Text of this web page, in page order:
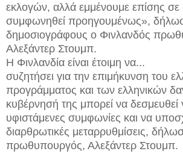
εκλογών, αλλά εμμένουμε επίσης σε
συμφωνηθεί προηγουμένως»,
δημοσιογράφους ο Φινλανδός
Αλεξάντερ Στουμπ.
Η Φινλανδία είναι έτοιμη να...
συζητήσει για την επιμήκυνση του
προγράμματος και των ελληνικών
κυβέρνησή της μπορεί να δεσμευθεί
υφιστάμενες συμφωνίες και να
διαρθρωτικές μεταρρυθμίσεις,
πρωθυπουργός, Αλεξάντερ Στουμπ.